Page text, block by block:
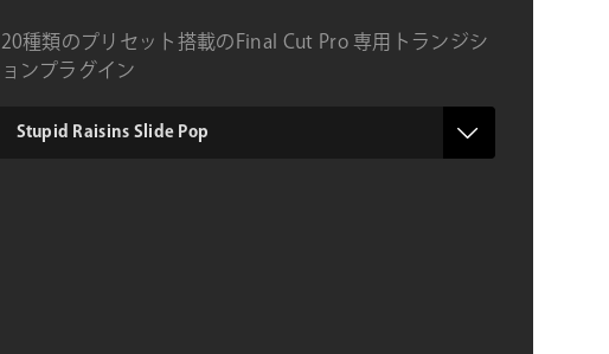
ナ
ゲ
ー
20種類のプリセット搭載のFinal Cut Pro 専用トランジシ
ョンプラグイン
product